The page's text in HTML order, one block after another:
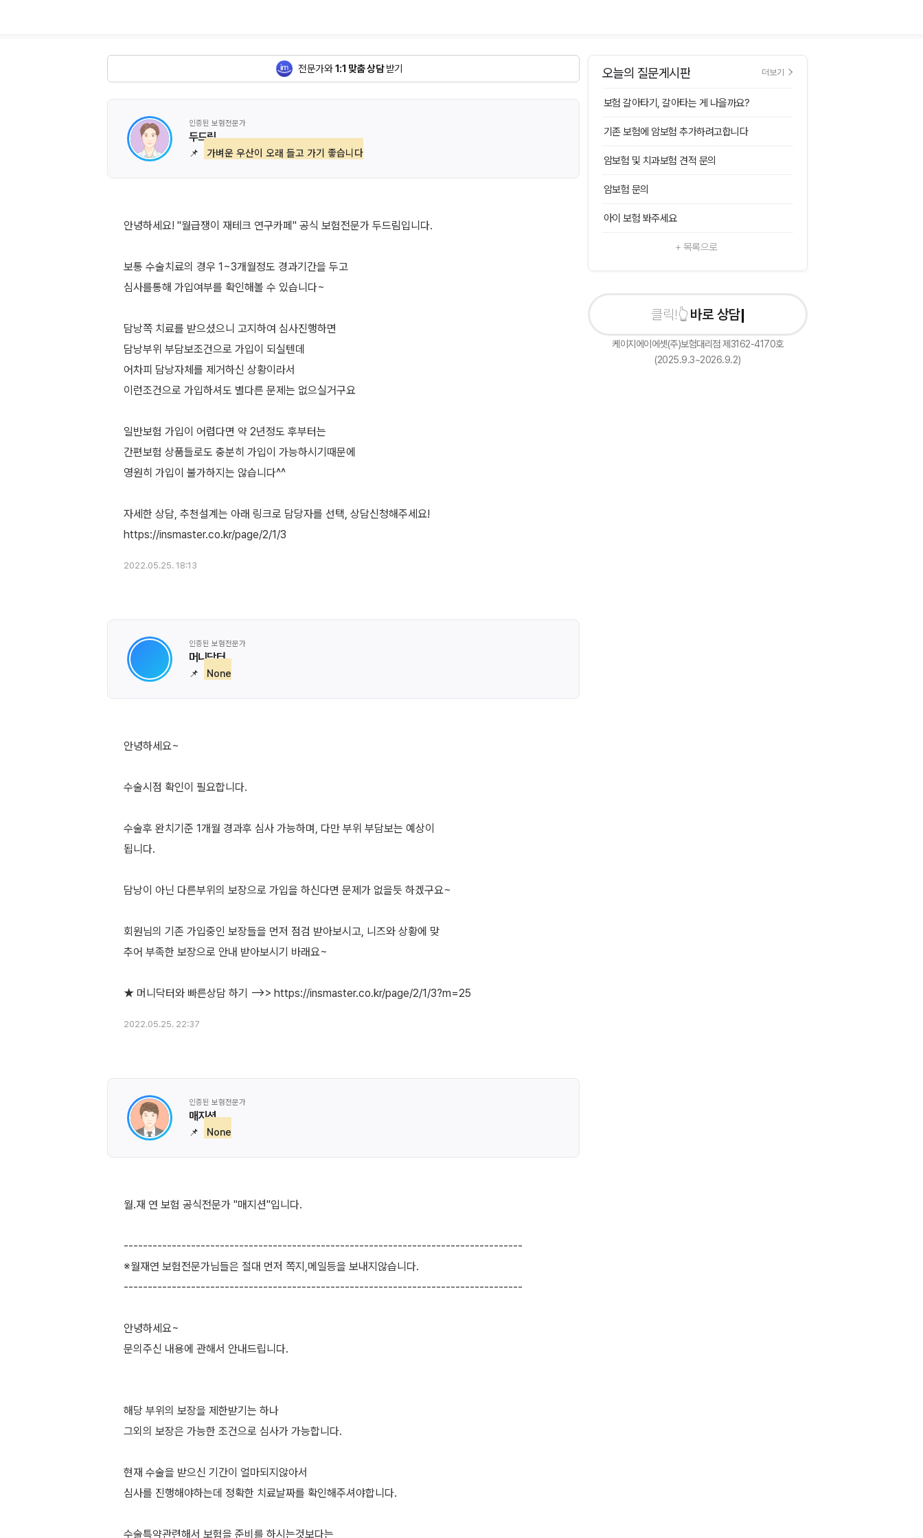
전문가와1:1 맞춤 상담받기
인증된 보험전문가
두드림
📌 가벼운 우산이 오래 들고 가기 좋습니다
안녕하세요! "월급쟁이 재테크 연구카페" 공식 보험전문가 두드림입니다.
보통 수술치료의 경우 1~3개월정도 경과기간을 두고
심사를통해 가입여부를 확인해볼 수 있습니다~
담낭쪽 치료를 받으셨으니 고지하여 심사진행하면
담낭부위 부담보조건으로 가입이 되실텐데
어차피 담낭자체를 제거하신 상황이라서
이런조건으로 가입하셔도 별다른 문제는 없으실거구요
일반보험 가입이 어렵다면 약 2년정도 후부터는
간편보험 상품들로도 충분히 가입이 가능하시기때문에
영원히 가입이 불가하지는 않습니다^^
자세한 상담, 추천설계는 아래 링크로 담당자를 선택, 상담신청해주세요!
2022.05.25. 18:13
인증된 보험전문가
머니닥터
📌 None
안녕하세요~
수술시점 확인이 필요합니다.
수술후 완치기준 1개월 경과후 심사 가능하며, 다만 부위 부담보는 예상이
됩니다.
담낭이 아닌 다른부위의 보장으로 가입을 하신다면 문제가 없을듯 하겠구요~
회원님의 기존 가입중인 보장들을 먼저 점검 받아보시고, 니즈와 상황에 맞
추어 부족한 보장으로 안내 받아보시기 바래요~
2022.05.25. 22:37
인증된 보험전문가
매지션
📌 None
월.재 연 보험 공식전문가 "매지션"입니다.
-----------------------------------------------------------------------------------
※월재연 보험전문가님들은 절대 먼저 쪽지,메일등을 보내지않습니다.
-----------------------------------------------------------------------------------
안녕하세요~
문의주신 내용에 관해서 안내드립니다.
해당 부위의 보장을 제한받기는 하나
그외의 보장은 가능한 조건으로 심사가 가능합니다.
현재 수술을 받으신 기간이 얼마되지않아서
심사를 진행해야하는데 정확한 치료날짜를 확인해주셔야합니다.
수술특약관련해서 보험을 준비를 하시는것보다는
오늘의 질문게시판 더보기
보험 갈아타기, 갈아타는 게 나을까요?
기존 보험에 암보험 추가하려고합니다
암보험 및 치과보험 견적 문의
암보험 문의
아이 보험 봐주세요
+ 목록으로
바로 상담신청하기
케이지에이에셋(주)보험대리점 제3162-4170호
(2025.9.3~2026.9.2)